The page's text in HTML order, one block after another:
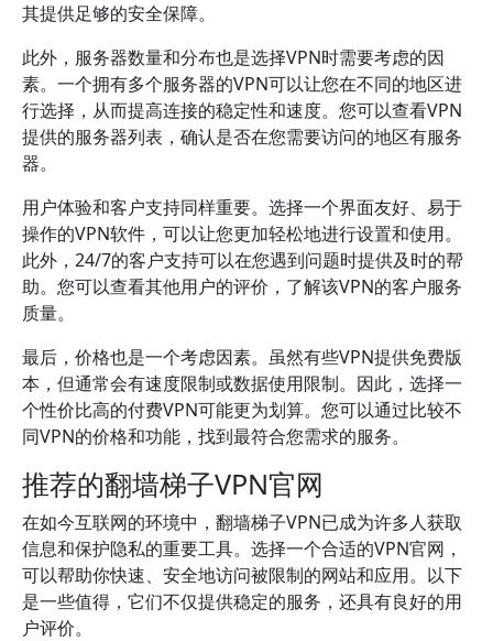
其提供足够的安全保障。
此外，服务器数量和分布也是选择VPN时需要考虑的因
素。一个拥有多个服务器的VPN可以让您在不同的地区进
行选择，从而提高连接的稳定性和速度。您可以查看VPN
提供的服务器列表，确认是否在您需要访问的地区有服务
器。
用户体验和客户支持同样重要。选择一个界面友好、易于
操作的VPN软件，可以让您更加轻松地进行设置和使用。
此外，24/7的客户支持可以在您遇到问题时提供及时的帮
助。您可以查看其他用户的评价，了解该VPN的客户服务
质量。
最后，价格也是一个考虑因素。虽然有些VPN提供免费版
本，但通常会有速度限制或数据使用限制。因此，选择一
个性价比高的付费VPN可能更为划算。您可以通过比较不
同VPN的价格和功能，找到最符合您需求的服务。
推荐的翻墙梯子VPN官网
在如今互联网的环境中，翻墙梯子VPN已成为许多人获取
信息和保护隐私的重要工具。选择一个合适的VPN官网，
可以帮助你快速、安全地访问被限制的网站和应用。以下
是一些值得，它们不仅提供稳定的服务，还具有良好的用
户评价。